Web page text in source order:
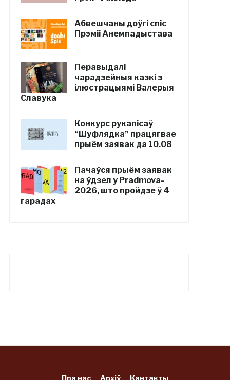
Абвешчаны доўгі спіс
Прэміі Анемпадыстава
Перавыдалі
чарадзейныя казкі з
ілюстрацыямі Валерыя
Славука
Конкурс рукапісаў
“Шуфлядка” працягвае
прыём заявак да 10.08
Пачаўся прыём заявак
на ўдзел у Pradmova-
2026, што пройдзе ў 4
гарадах
Пра нас Архіў Кантакты